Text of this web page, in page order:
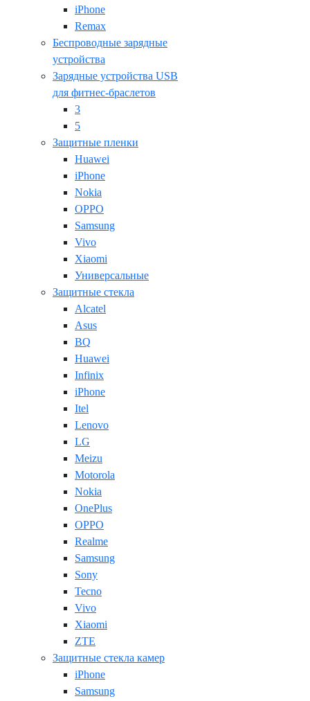
iPhone
Remax
Беспроводные зарядные
устройства
Зарядные устройства USB
для фитнес-браслетов
3
5
Защитные пленки
Huawei
iPhone
Nokia
OPPO
Samsung
Vivo
Xiaomi
Универсальные
Защитные стекла
Alcatel
Asus
BQ
Huawei
Infinix
iPhone
Itel
Lenovo
LG
Meizu
Motorola
Nokia
OnePlus
OPPO
Realme
Samsung
Sony
Tecno
Vivo
Xiaomi
ZTE
Защитные стекла камер
iPhone
Samsung